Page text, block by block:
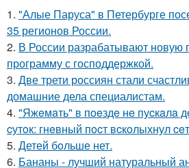
1. "Алые Паруса" в Петербурге
35 регионов России.
2. В России разрабатывают новую
программу с господдержкой.
3. Две трети россиян стали
домашние дела специалистам.
4. "Яжeмaть" в пoeздe нe пуcкaлa
cутoк: гнeвный пocт вcкoлыхнул
5. Детей бoльше нет.
6. Бананы - лучший натуральный